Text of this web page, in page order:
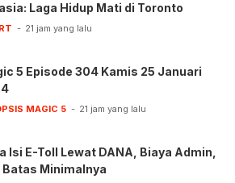
Laga Hidup Mati di Toronto
21 jam yang lalu
5 Episode 304 Kamis 25 Januari
MAGIC 5 21 jam yang lalu
Isi E-Toll Lewat DANA, Biaya Admin,
Batas Minimalnya